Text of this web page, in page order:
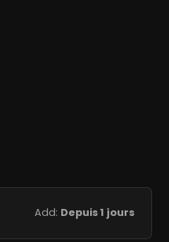
Add: Depuis 1 jours